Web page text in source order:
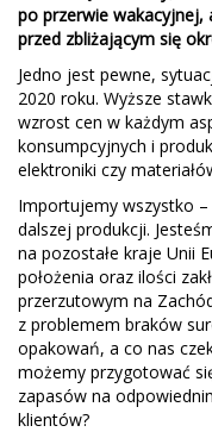
po przerwie wakacyjnej,
przed zbliżającym się
Jedno jest pewne,
2020 roku. Wyższe
wzrost cen w każdym
konsumpcyjnych i
elektroniki czy
Importujemy wszystko
dalszej produkcji.
na pozostałe kraje Unii
położenia oraz ilości
przerzutowym na
z problemem braków
opakowań, a co nas
możemy przygotować
zapasów na
klientów?